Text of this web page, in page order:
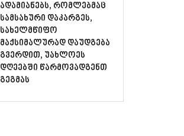
ადამიანებს, რომლებმაც
სამსახური დაკარგეს,
სახელმწიფო
მაქსიმალურად დაუდგება
გვერდით, უახლოეს
დღეებში წარმოვადგენთ
გეგმას